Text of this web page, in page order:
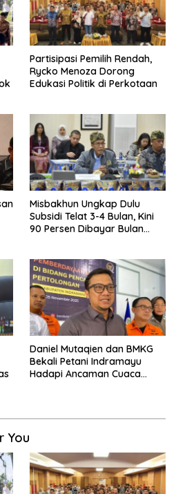
Partisipasi Pemilih Rendah,
Rycko Menoza Dorong
Edukasi Politik di Perkotaan
Misbakhun Ungkap Dulu
Subsidi Telat 3-4 Bulan, Kini
90 Persen Dibayar Bulan
Daniel Mutaqien dan BMKG
Bekali Petani Indramayu
Hadapi Ancaman Cuaca
You